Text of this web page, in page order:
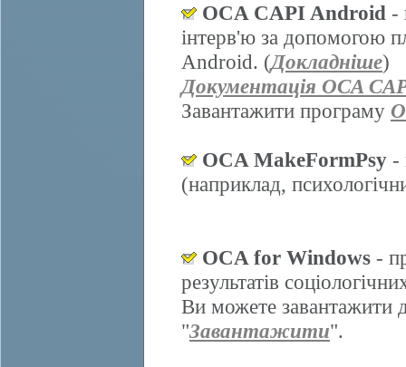
OCA CAPI Android -
інтерв'ю за допомогою
Android. (Докладніше)
Документація OCA
Завантажити програму
OCA MakeFormPsy -
(наприклад,
OCA for Windows -
результатів
Ви можете завантажити
"Завантажити".